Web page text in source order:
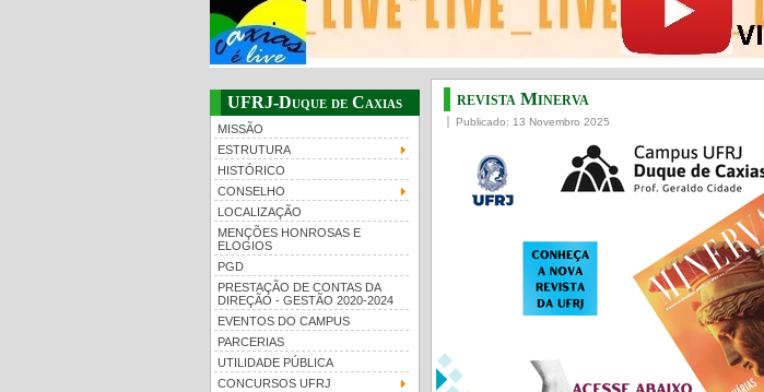
UFRJ-Duque de Caxias
MISSÃO
ESTRUTURA
HISTÓRICO
CONSELHO
LOCALIZAÇÃO
MENÇÕES HONROSAS E
ELOGIOS
PGD
PRESTAÇÃO DE CONTAS DA
DIREÇÃO - GESTÃO 2020-2024
EVENTOS DO CAMPUS
PARCERIAS
UTILIDADE PÚBLICA
CONCURSOS UFRJ
revista Minerva
Publicado: 13 Novembro 2025